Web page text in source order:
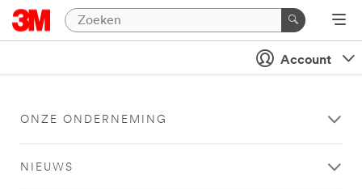
Account
ONZE ONDERNEMING
NIEUWS